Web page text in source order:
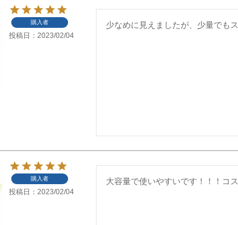
購入者
投稿日 2023/02/04
少なめに見えましたが、少量でも
購入者
投稿日 2023/02/04
大容量で使いやすいです！！！コ